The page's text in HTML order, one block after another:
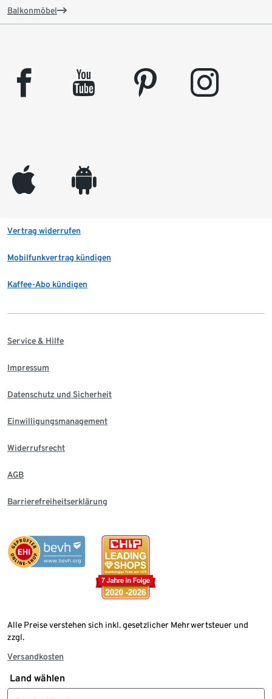
Balkonmöbel
facebook youtube pinterest instagram
appleinc android
Vertrag widerrufen
Mobilfunkvertrag kündigen
Kaffee-Abo kündigen
Service & Hilfe
Impressum
Datenschutz und Sicherheit
Einwilligungsmanagement
Widerrufsrecht
AGB
Barrierefreiheitserklärung
Alle Preise verstehen sich inkl. gesetzlicher Mehrwertsteuer und
zzgl.
Versandkosten
Land wählen